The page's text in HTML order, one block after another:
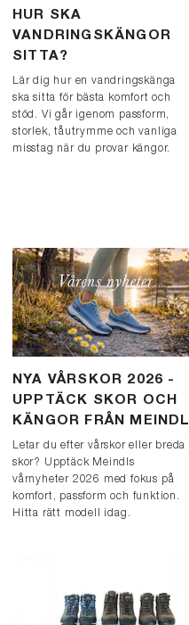
HUR SKA
VANDRINGSKÄNGOR
SITTA?
Lär dig hur en vandringskänga
ska sitta för bästa komfort och
stöd. Vi går igenom passform,
storlek, tåutrymme och vanliga
misstag när du provar kängor.
NYA VÅRSKOR 2026 -
UPPTÄCK SKOR OCH
KÄNGOR FRÅN MEINDL
Letar du efter vårskor eller breda
skor? Upptäck Meindls
vårnyheter 2026 med fokus på
komfort, passform och funktion.
Hitta rätt modell idag.